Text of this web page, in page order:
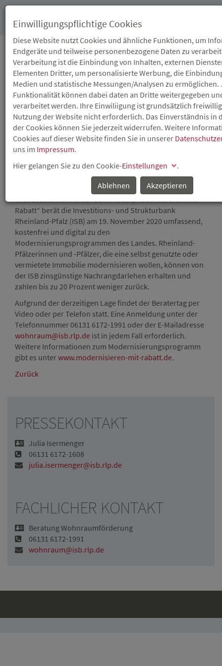
09.11.2020
KOSTENLOSE
BERATUNG ZU DEN
DES LANDES
Digitaler ISB-Beratertag am 19. November 2020
Neue Fenster? Neue Heizung? Bad ohne Barrieren? Oder
alles zusammen? Unter dem Motto „Modernisieren mit
Rabatt“ berät die Investitions- und Strukturbank
Rheinland-Pfalz (ISB) am 19. November 2020 umfassend,
kostenfrei und digital zu den
Modernisierungsprogrammen des Landes. Rheinland-
Pfälzerinnen und -Pfälzer, die eine selbst genutzte oder
vermietete Immobilie modernisieren wollen, können von
der ISB zinsgünstige Nachrangdarlehen erhalten und
zahlen bis zu 20 Prozent weniger zurück.
Aufgrund der derzeitigen Lage findet der Beratertag per
Video oder per Telefon statt. Eine Anmeldung unter der
Telefonnummer 06131 6172-1991 oder der E-Mailadresse
wohnraum@isb.rlp.de ist in jedem Fall erforderlich.
Weitere Informationen zum Modernisierungsprogramm
gibt es unterwww.modernisieren-mit-rabatt.de.
Zurück
PRESSEKONTAKT
Julia Isermenger
06131 6172-1608
julia.isermenger@isb.rlp.de
FACHLICHER KONTAKT
Beratung Wohnraumförderung
06131 6172-1991
wohnraum@isb.rlp.de
Einwilligungspflichtige Cookies
Diese Website nutzt Cookies und ähnliche Funktionen, um
Endgeräte und teilweise personenbezogene Daten zu
Verarbeitung ist die Einbindung von Inhalten, externen
Elementen Dritter, um personalisierte Werbung, die
Medien und statistische Messungen/Analysen zu ermöglichen.
Funktionalität können dabei daten an Dritte weitergegeben
verarbeitet werden. Ihre Einwiliigung ist grundsätzlich
Nutzung der Website nicht erforderlich. Das Einverständnis in
der Cookies können Sie jederzeit widerrufen. Weitere
Cookies auf dieser Website finden Sie in unserer
uns im Impressum.
Hier gelangen Sie zu den Cookie-Einstellungen
.
Ablehnen
Akzeptieren